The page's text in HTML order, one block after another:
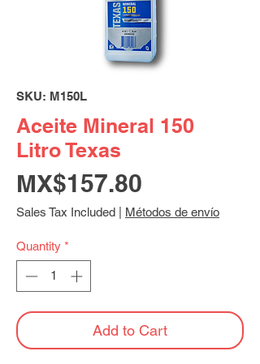
SKU: M150L
Aceite Mineral 150
Litro Texas
MX$157.80
Sales Tax Included Métodos de envío
Quantity *
Add to Cart